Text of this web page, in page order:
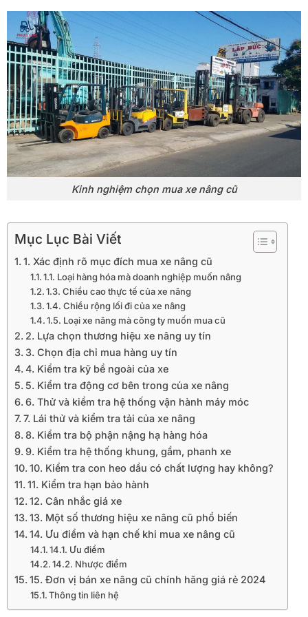
Kinh nghiệm chọn mua xe nâng cũ
Mục Lục Bài Viết
1. Xác định rõ mục đích mua xe nâng cũ
1.1. Loại hàng hóa mà doanh nghiệp muốn nâng
1.3. Chiều cao thực tế của xe nâng
1.4. Chiều rộng lối đi của xe nâng
1.5. Loại xe nâng mà công ty muốn mua cũ
2. Lựa chọn thương hiệu xe nâng uy tín
3. Chọn địa chỉ mua hàng uy tín
4. Kiểm tra kỹ bề ngoài của xe
5. Kiểm tra động cơ bên trong của xe nâng
6. Thử và kiểm tra hệ thống vận hành máy móc
7. Lái thử và kiểm tra tải của xe nâng
8. Kiểm tra bộ phận nậng hạ hàng hóa
9. Kiểm tra hệ thống khung, gầm, phanh xe
10. Kiểm tra con heo dầu có chất lượng hay không?
11. Kiểm tra hạn bảo hành
12. Cân nhắc giá xe
13. Một số thương hiệu xe nâng cũ phổ biến
14. Ưu điểm và hạn chế khi mua xe nâng cũ
14.1. Ưu điểm
14.2. Nhược điểm
15. Đơn vị bán xe nâng cũ chính hãng giá rẻ 2024
Thông tin liên hệ